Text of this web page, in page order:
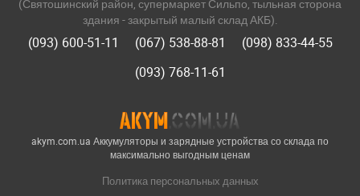
akym.com.ua Аккумуляторы и зарядные устройства со склада по
максимально выгодным ценам
Политика персональных данных
(Святошинский район, супермаркет Сильпо, тыльная сторона
здания - закрытый малый склад АКБ).
(093) 600-51-11 (067) 538-88-81
(098) 833-44-55
(093) 768-11-61